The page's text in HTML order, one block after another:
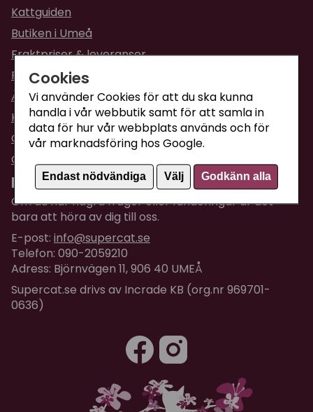
Cookies
Vi använder Cookies för att du ska kunna
handla i vår webbutik samt för att samla in
data för hur vår webbplats används och för
vår marknadsföring hos Google.
Endast nödvändiga Välj Godkänn alla
Kattguiden
Butiken i Umeå
Fraktpriser & leveranser
Returinformation
Ångra din order
Köpvillkor
Om företaget / Kontakta oss
Om Cookies
Kundtjänst
Om du har några frågor eller funderingar är det
bara att höra av dig till oss.
E-post: info@supercat.se
Telefon: 090-2059210
Adress: Björnvägen 11, 906 40 UMEÅ
Supercat.se drivs av Incrade KB (org.nr 969701-
0636)